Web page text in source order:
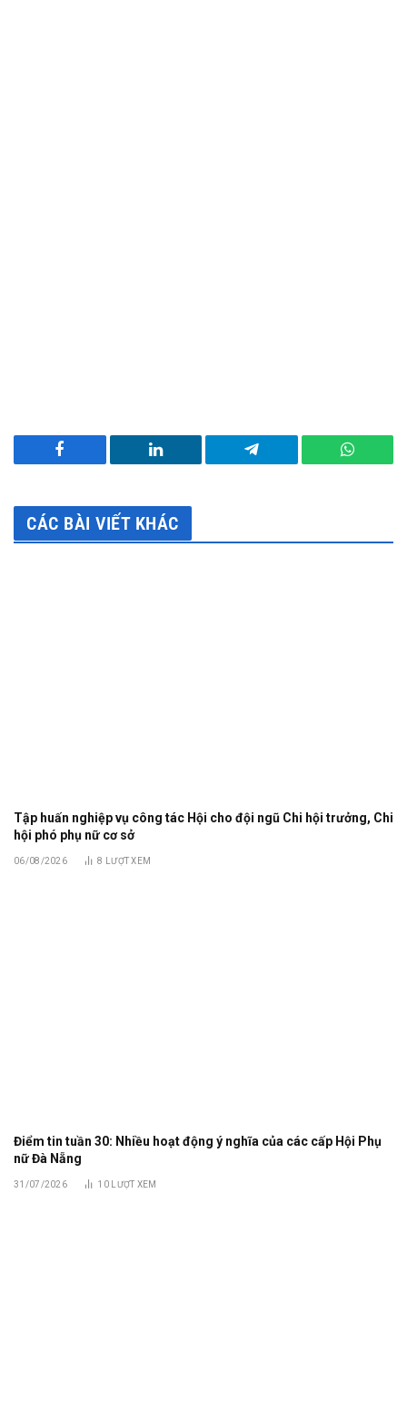
Facebook LinkedIn Telegram
CÁC BÀI VIẾT KHÁC
Tập huấn nghiệp vụ công tác Hội cho đội ngũ Chi hội trưởng, Chi
hội phó phụ nữ cơ sở
06/08/2026 8 LƯỢT XEM
Điểm tin tuần 30: Nhiều hoạt động ý nghĩa của các cấp Hội Phụ
nữ Đà Nẵng
31/07/2026 10 LƯỢT XEM